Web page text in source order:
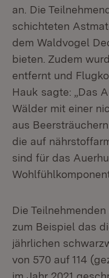
an. Die
schichteten
dem Waldvogel
bieten. Zudem
entfernt und
Hauk sagte: „Das
Wälder mit einer
aus
die auf
sind für das
Die
zum Beispiel das
jährlichen
von 570 auf 114